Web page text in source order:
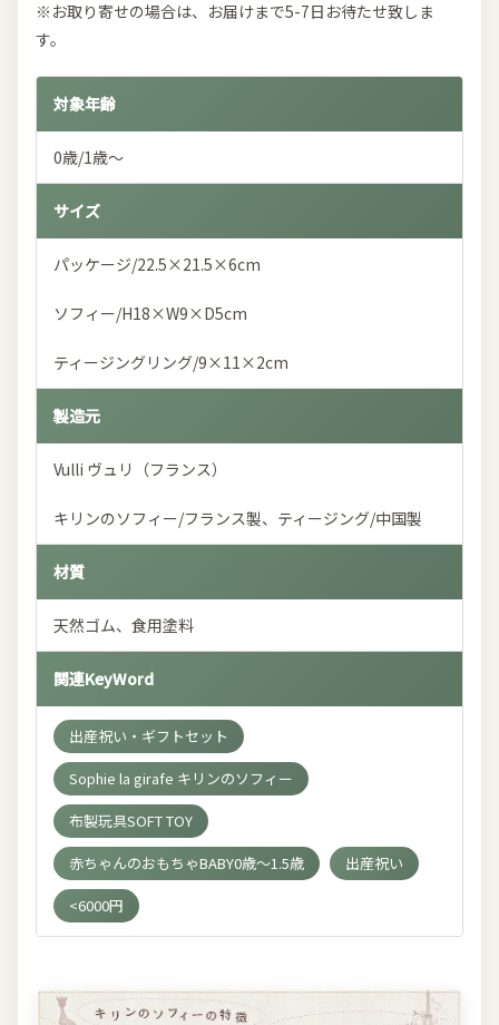
※お取り寄せの場合は、お届けまで5-7日お待たせ致しま
す。
対象年齢
0歳/1歳～
サイズ
パッケージ/22.5×21.5×6cm
ソフィー/H18×W9×D5cm
ティージングリング/9×11×2cm
製造元
Vulli ヴュリ（フランス）
キリンのソフィー/フランス製、ティージング/中国製
材質
天然ゴム、食用塗料
関連KeyWord
出産祝い・ギフトセット
Sophie la girafe キリンのソフィー
布製玩具SOFT TOY
赤ちゃんのおもちゃBABY0歳～1.5歳
出産祝い
<6000円